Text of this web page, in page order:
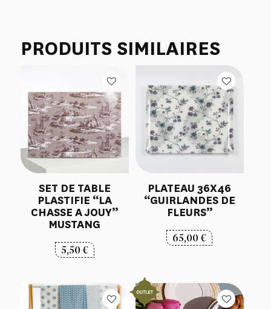
PRODUITS SIMILAIRES
SET DE TABLE
PLASTIFIE “LA
CHASSE A JOUY”
MUSTANG
5,50€
PLATEAU 36X46
“GUIRLANDES DE
FLEURS”
65,00€